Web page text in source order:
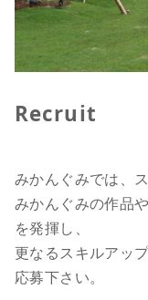
Recruit
みかんぐみでは、
みかんぐみの作品
を発揮し、
更なるスキルアッ
応募下さい。